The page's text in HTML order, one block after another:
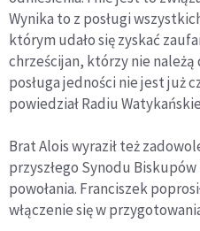
Wynika to z posługi
którym udało się zyskać
chrześcijan, którzy nie należą
posługa jedności nie jest już
powiedział Radiu
Brat Alois wyraził też
przyszłego Synodu
powołania. Franciszek
włączenie się w